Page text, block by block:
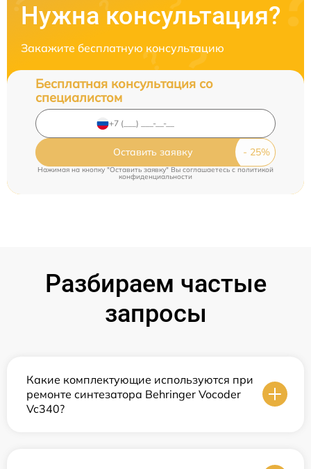
Нужна консультация?
Закажите бесплатную консультацию
Бесплатная консультация со
специалистом
Оставить заявку
Нажимая на кнопку "Оставить заявку" Вы соглашаетесь cполитикой
конфиденциальности
Разбираем частые
запросы
Какие комплектующие используются при
ремонте синтезатора Behringer Vocoder
Vc340?